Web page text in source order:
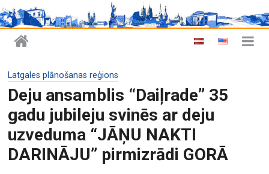
Latgales plānošanas reģions
Deju ansamblis “Daiļrade” 35
gadu jubileju svinēs ar deju
uzveduma “JĀŅU NAKTI
DARINĀJU” pirmizrādi GORĀ